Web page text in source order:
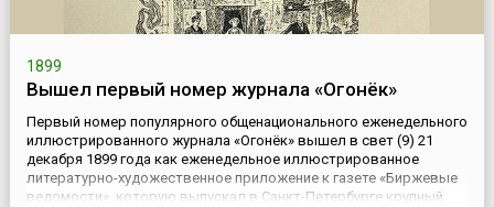
1899
Вышел первый номер журнала «Огонёк»
Первый номер популярного общенационального еженедельного
иллюстрированного журнала «Огонёк» вышел в свет (9) 21
декабря 1899 года как еженедельное иллюстрированное
литературно-художественное приложение к газете «Биржевые
ведомости», которую выпускал в Санкт-Петербурге крупный